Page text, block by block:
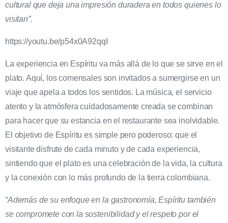
cultural que deja una impresión duradera en todos quienes lo
visitan”.
https://youtu.be/p54x0A92qqI
La experiencia en Espíritu va más allá de lo que se sirve en el
plato. Aquí, los comensales son invitados a sumergirse en un
viaje que apela a todos los sentidos. La música, el servicio
atento y la atmósfera cuidadosamente creada se combinan
para hacer que su estancia en el restaurante sea inolvidable.
El objetivo de Espíritu es simple pero poderoso: que el
visitante disfrute de cada minuto y de cada experiencia,
sintiendo que el plato es una celebración de la vida, la cultura
y la conexión con lo más profundo de la tierra colombiana.
“Además de su enfoque en la gastronomía, Espíritu también
se compromete con la sostenibilidad y el respeto por el